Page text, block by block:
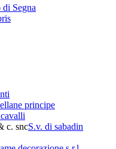
Segna
principe
S.v. di sabadin